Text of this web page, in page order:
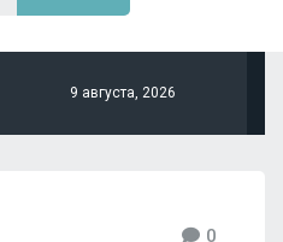
9 августа, 2026
0